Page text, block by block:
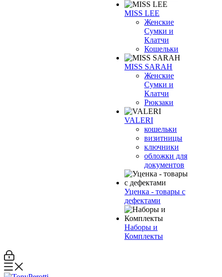
MISS LEE
Женские
Сумки и
Клатчи
Кошельки
MISS SARAH
Женские
Сумки и
Клатчи
Рюкзаки
VALERI
кошельки
визитницы
ключники
обложки для
документов
Уценка - товары с
дефектами
Наборы и
Комплекты